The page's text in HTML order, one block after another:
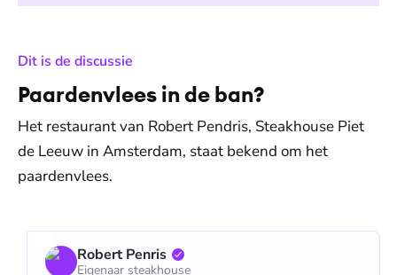
Dit is de discussie
Paardenvlees in de ban?
Het restaurant van Robert Pendris, Steakhouse Piet
de Leeuw in Amsterdam, staat bekend om het
paardenvlees.
Robert Penris
Eigenaar steakhouse